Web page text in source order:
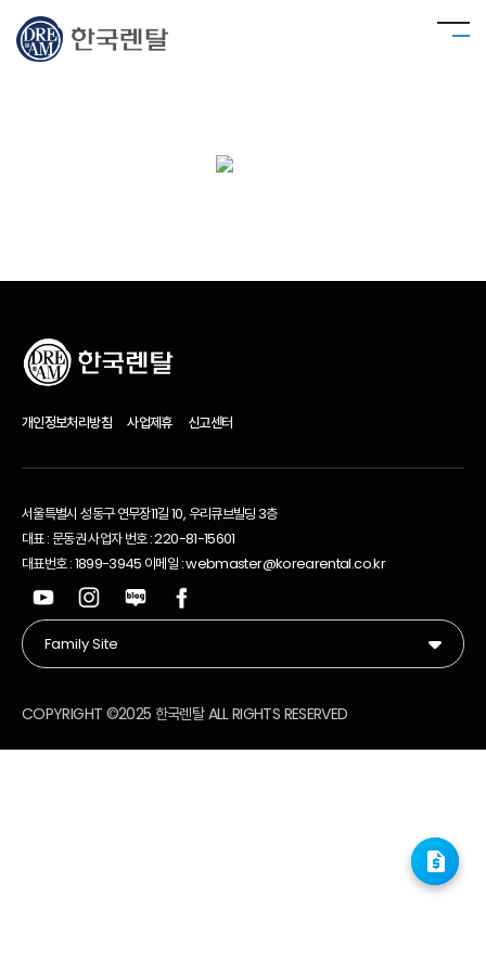
request_quote
request_quote
개인정보처리방침 사업제휴 신고센터
서울특별시 성동구 연무장11길 10, 우리큐브빌딩 3층
대표 : 문동권 사업자 번호 : 220-81-15601
대표번호 : 1899-3945 이메일 : webmaster@korearental.co.kr
COPYRIGHT ©2025 한국렌탈 ALL RIGHTS RESERVED